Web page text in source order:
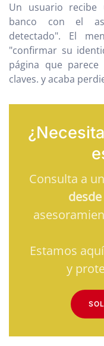
Un usuario recibe
banco con el
detectado". El
"confirmar su
página que
claves. y acaba
Consulta a
Estamos
y